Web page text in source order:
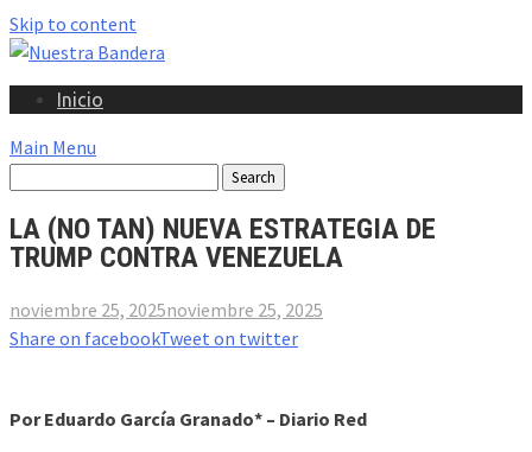
Skip to content
Inicio
Main Menu
LA (NO TAN) NUEVA ESTRATEGIA DE
TRUMP CONTRA VENEZUELA
noviembre 25, 2025noviembre 25, 2025
Share on facebookTweet on twitter
Por Eduardo García Granado* – Diario Red